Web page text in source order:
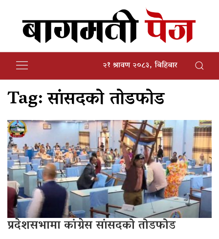
२१ श्रावण २०८३, बिहिबार
Tag:सांसदको तोडफोड
प्रदेशसभामा कांग्रेस सांसदको तोडफोड